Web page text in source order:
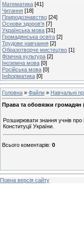
Математика [41]
Читання [18]
Природознавство [24]
Основи здоров'я [7]
Українська мова [31]
Громадянська освіта [2]
Трудове навчання [2]
Образотворче мистецтво [1]
Фізична культура [2]
Іноземна мова [0]
Російська мова [0]
Інформатика [0]
Головна » Файли » Навчальні
Права та обовязки громадян
Розширювати знання учнів про
Конституції України.
Всього коментарів: 0
Повна версія сайту